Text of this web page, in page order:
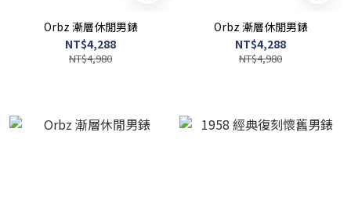
Orbz 漸層休閒男錶
NT$4,288
NT$4,980
Orbz 漸層休閒男錶
NT$4,288
NT$4,980